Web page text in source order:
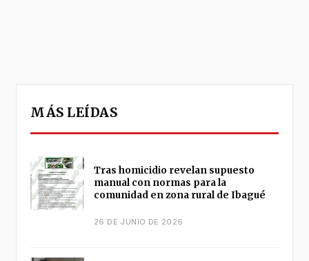
MÁS LEÍDAS
Tras homicidio revelan supuesto
manual con normas para la
comunidad en zona rural de Ibagué
26 DE JUNIO DE 2026